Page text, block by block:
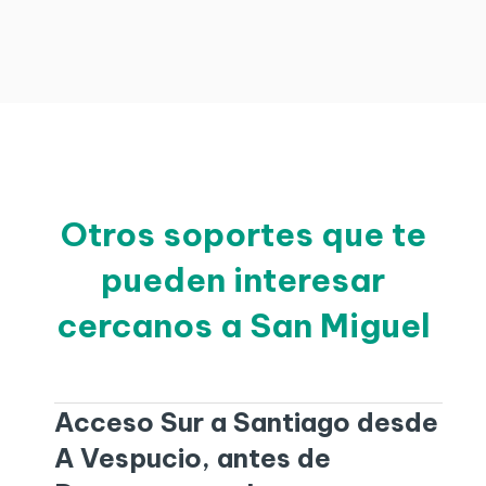
Otros soportes que te
pueden interesar
cercanos a San Miguel
Acceso Sur a Santiago desde
A Vespucio, antes de